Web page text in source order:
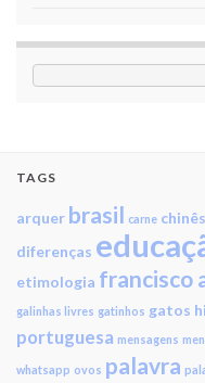
TAGS
arquer brasil carne chinês
diferenças
etimologia francisco
galinhas livres gatinhos gatos
portuguesa mensagens
whatsapp ovos palavra